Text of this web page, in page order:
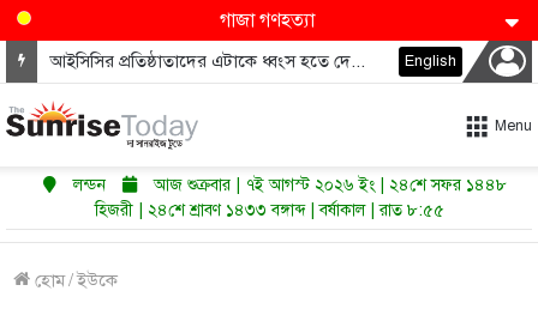
গাজা গণহত্যা
আইসিসির প্রতিষ্ঠাতাদের এটাকে ধ্বংস হতে দেওয়া উচিত নয় English
Menu
লন্ডন
আজ শুক্রবার | ৭ই আগস্ট ২০২৬ ইং | ২৪শে সফর ১৪৪৮
হিজরী | ২৪শে শ্রাবণ ১৪৩৩ বঙ্গাব্দ | বর্ষাকাল | রাত ৮:৫৫
হোম/ইউকে